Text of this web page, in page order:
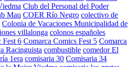
Club del Personal del Poder
Mau COER Río Negro colectivo de
Colonia de Vacaciones Municipalidad de
villalonga colonos españoles
Fest 6 Comarca Comics Fest 5 Comarca
Racinguista combustible comedor El
1era comisaria 30 Comisaria 34